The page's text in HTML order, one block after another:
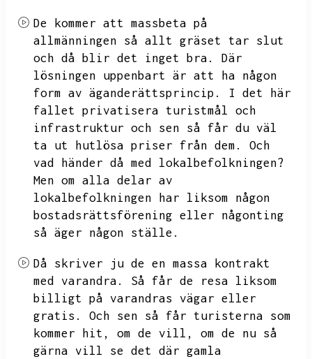
De kommer att massbeta på
allmänningen så allt gräset tar slut
och då blir det inget bra.
Där
lösningen uppenbart är att ha någon
form av äganderättsprincip.
I det här
fallet privatisera turistmål och
infrastruktur och sen så får du väl
ta ut hutlösa priser från dem.
Och
vad händer då med lokalbefolkningen?
Men om alla delar av
lokalbefolkningen har liksom någon
bostadsrättsförening eller någonting
så äger någon ställe.
Då skriver ju de en massa kontrakt
med varandra.
Så får de resa liksom
billigt på varandras vägar eller
gratis.
Och sen så får turisterna som
kommer hit,
om de vill,
om de nu så
gärna vill se det där gamla